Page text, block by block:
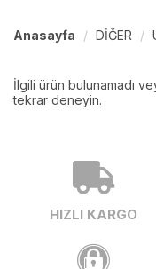
Anasayfa DİĞER
İlgili ürün bulunamadı
tekrar deneyin.
HIZLI KARGO